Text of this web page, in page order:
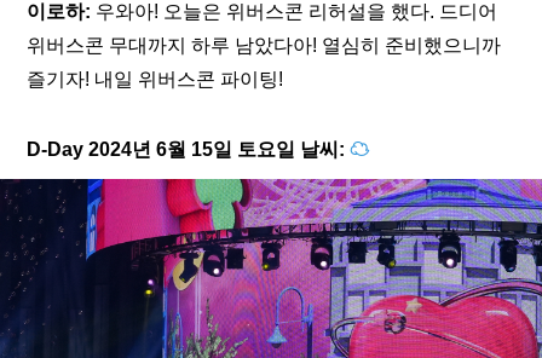
이로하: 우와아! 오늘은 위버스콘 리허설을 했다. 드디어
위버스콘 무대까지 하루 남았다아! 열심히 준비했으니까
즐기자! 내일 위버스콘 파이팅!
D-Day 2024년 6월 15일 토요일 날씨: ☁